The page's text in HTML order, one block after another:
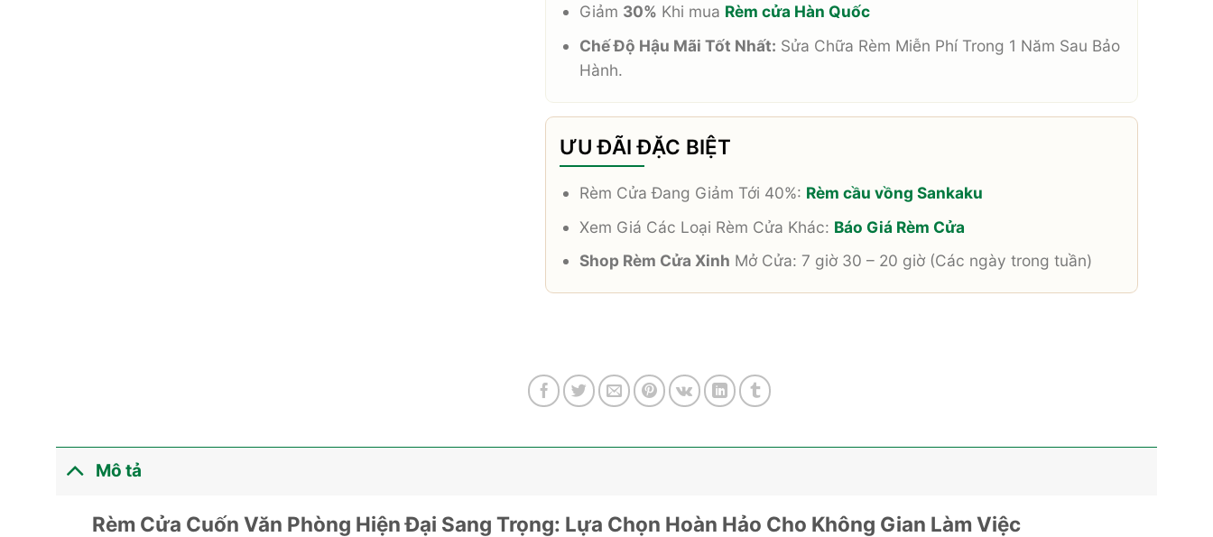
Giảm 30% Khi mua Rèm cửa Hàn Quốc
Chế Độ Hậu Mãi Tốt Nhất: Sửa Chữa Rèm Miễn Phí Trong 1 Năm Sau Bảo
Hành.
ƯU ĐÃI ĐẶC BIỆT
Rèm Cửa Đang Giảm Tới 40%: Rèm cầu vồng Sankaku
Xem Giá Các Loại Rèm Cửa Khác: Báo Giá Rèm Cửa
Shop Rèm Cửa Xinh Mở Cửa: 7 giờ 30 – 20 giờ (Các ngày trong tuần)
Mô tả
Rèm Cửa Cuốn Văn Phòng Hiện Đại Sang Trọng: Lựa Chọn Hoàn Hảo Cho Không Gian Làm Việc